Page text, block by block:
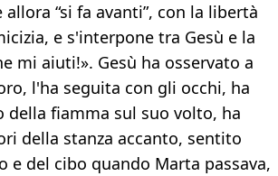
“si fa avanti”, con la libertà
e s'interpone tra Gesù e la
mi aiuti!». Gesù ha osservato a
l'ha seguita con gli occhi, ha
della fiamma sul suo volto, ha
della stanza accanto, sentito
e del cibo quando Marta passava,